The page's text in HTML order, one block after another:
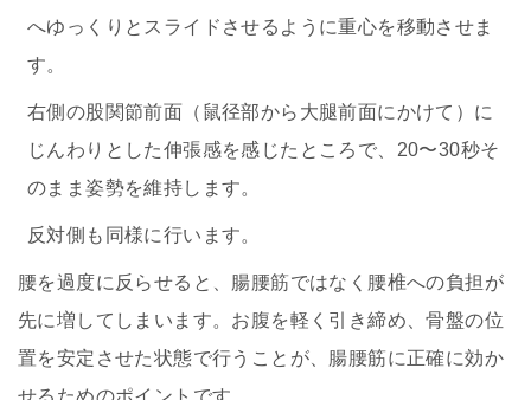
へゆっくりとスライドさせるように重心を移動させま
す。
右側の股関節前面（鼠径部から大腿前面にかけて）に
じんわりとした伸張感を感じたところで、20〜30秒そ
のまま姿勢を維持します。
反対側も同様に行います。
腰を過度に反らせると、腸腰筋ではなく腰椎への負担が
先に増してしまいます。お腹を軽く引き締め、骨盤の位
置を安定させた状態で行うことが、腸腰筋に正確に効か
せるためのポイントです。